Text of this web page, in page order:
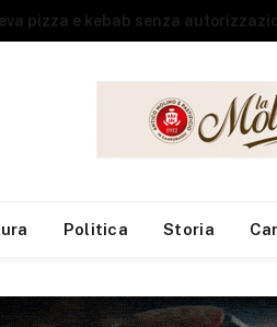
Politica Storia